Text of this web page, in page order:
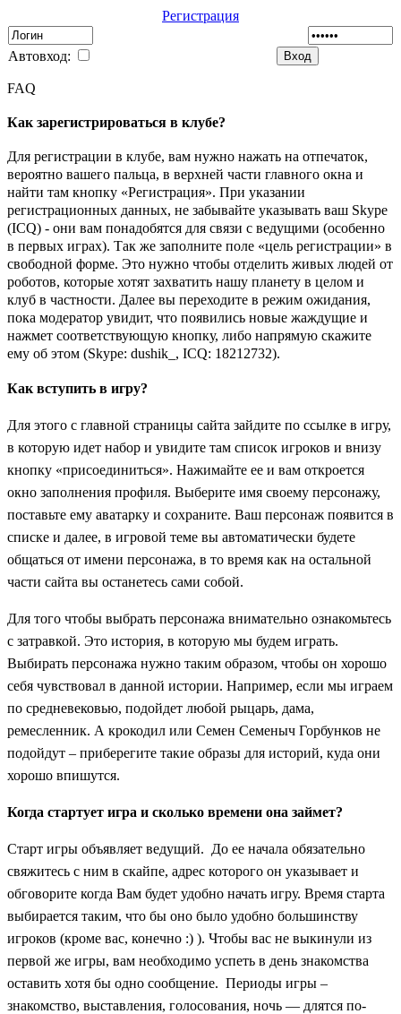
Регистрация
Автовход:
FAQ
Как зарегистрироваться в клубе?
Для регистрации в клубе, вам нужно нажать на отпечаток,
вероятно вашего пальца, в верхней части главного окна и
найти там кнопку «Регистрация». При указании
регистрационных данных, не забывайте указывать ваш Skype
(ICQ) - они вам понадобятся для связи с ведущими (особенно
в первых играх). Так же заполните поле «цель регистрации» в
свободной форме. Это нужно чтобы отделить живых людей от
роботов, которые хотят захватить нашу планету в целом и
клуб в частности. Далее вы переходите в режим ожидания,
пока модератор увидит, что появились новые жаждущие и
нажмет соответствующую кнопку, либо напрямую скажите
ему об этом (Skype: dushik_, ICQ: 18212732).
Как вступить в игру?
Для этого с главной страницы сайта зайдите по ссылке в игру,
в которую идет набор и увидите там список игроков и внизу
кнопку «присоединиться». Нажимайте ее и вам откроется
окно заполнения профиля. Выберите имя своему персонажу,
поставьте ему аватарку и сохраните. Ваш персонаж появится в
списке и далее, в игровой теме вы автоматически будете
общаться от имени персонажа, в то время как на остальной
части сайта вы останетесь сами собой.
Для того чтобы выбрать персонажа внимательно ознакомьтесь
с затравкой. Это история, в которую мы будем играть.
Выбирать персонажа нужно таким образом, чтобы он хорошо
себя чувствовал в данной истории. Например, если мы играем
по средневековью, подойдет любой рыцарь, дама,
ремесленник. А крокодил или Семен Семеныч Горбунков не
подойдут – приберегите такие образы для историй, куда они
хорошо впишутся.
Когда стартует игра и сколько времени она займет?
Старт игры объявляет ведущий. До ее начала обязательно
свяжитесь с ним в скайпе, адрес которого он указывает и
обговорите когда Вам будет удобно начать игру. Время старта
выбирается таким, что бы оно было удобно большинству
игроков (кроме вас, конечно :) ). Чтобы вас не выкинули из
первой же игры, вам необходимо успеть в день знакомства
оставить хотя бы одно сообщение. Периоды игры –
знакомство, выставления, голосования, ночь — длятся по-